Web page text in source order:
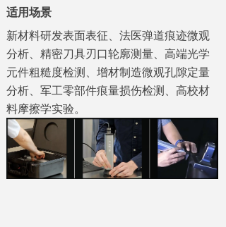
适用场景
新材料研发表面表征、法医弹道痕迹微观
分析、精密刀具刃口轮廓测量、高端光学
元件粗糙度检测、增材制造微观孔隙定量
分析、军工零部件痕量损伤检测、高校材
料摩擦学实验。